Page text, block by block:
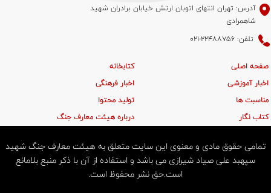
آدرس: تهران انتهای اتوبان ارتش خیابان برادران شهید
شاهمرادی
تلفن: 22488756-021
صفحه اصلی
کتابخانه
اخبار آموزشی
اخبار فرهنگی
مناسبت ها
تولید محتوا
کتاب نگار
درباره هیئت معارف جنگ
تمامی حقوق مادی و معنوی این سایت متعلق به هیئت معارف جنگ شهید
سپهبد علی صیاد شیرازی می باشد و استفاده از آن با ذکر منبع بلامانع
است.حق نشر محفوظ است.